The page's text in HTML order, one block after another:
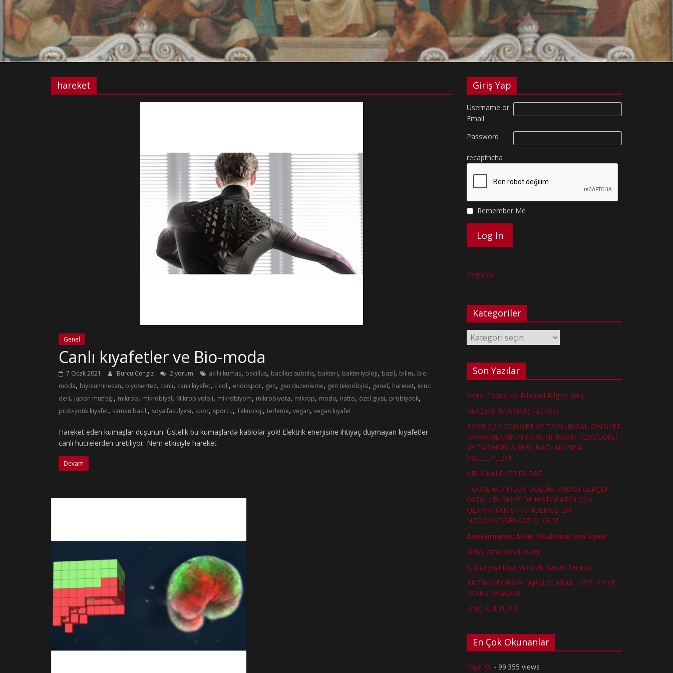
hareket
Genel
Canlı kıyafetler ve Bio-moda
7 Ocak 2021 Burcu Cengiz 2 yorum akıllı kumaş, bacillus, bacillus subtilis, bakteri, bakteriyoloji, basil, bilim, bio-
moda, biyolüminesan, biyosentez, canlı, canlı kıyafet, E.coli, endospor, gen, gen düzenleme, gen teknolojisi, genel, hareket, ikinci
deri, japon mutfağı, mikrob, mikrobiyal, Mikrobiyoloji, mikrobiyom, mikrobiyota, mikrop, moda, natto, özel giysi, probiyotik,
probiyotik kıyafet, saman basili, soya fasulyesi, spor, sporcu, Teknoloji, terleme, vegan, vegan kıyafet
Hareket eden kumaşlar düşünün. Üstelik bu kumaşlarda kablolar yok! Elektrik enerjisine ihtiyaç duymayan kıyafetler
canlı hücrelerden üretiliyor. Nem etkisiyle hareket
Devam
Giriş Yap
Username or
Email
Password
recapthcha
Remember Me
Register
Kategoriler
Kategoriler
Son Yazılar
Evrim Teorisi ve Bilimsel Bilgiye Giriş
MİAZMA (MIASMA) TEORİSİ
BİYOLOJİK CİNSİYET VE TOPLUMSAL CİNSİYET
KAVRAMLARININ FARKINI İNSAN FİZYOLOJİSİ
VE TARİHSEL SÜREÇ BAĞLAMINDA
İNCELEYELİM
KIRIK KALPLER DURAĞI
HOUSE MD PİLOT BÖLÜM VAKASI GERÇEK
OLDU : TÜRKİYE´DE HİSTOPATOLOJİK
OLARAKTANISI KONULMUŞ BİR
NÖROSİSTİSERKOZ OLGUSU
Anaksimenes: Milet Okulunun Son Üyesi
Veba, ama danslı olanı!
İç Dünyayı Dışa Vurmak: Sanat Terapisi
ANTİMİKROBİYAL AJAN OLARAK LİPİTLER VE
ESANS YAĞLARI
LİNÇ KÜLTÜRÜ
En Çok Okunanlar
Kayıt Ol - 99.355 views